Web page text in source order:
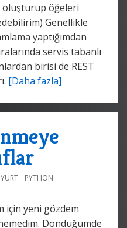
oluşturup öğeleri
Genellikle
yaptığımdan
servis tabanlı
birisi de REST
[Daha fazla]
PYTHON
için yeni gözdem
Döndüğümde